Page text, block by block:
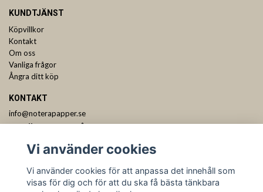
KUNDTJÄNST
Köpvillkor
Kontakt
Om oss
Vanliga frågor
Ångra ditt köp
KONTAKT
info@noterapapper.se
Vi använder cookies
Vi använder cookies för att anpassa det innehåll som
visas för dig och för att du ska få bästa tänkbara